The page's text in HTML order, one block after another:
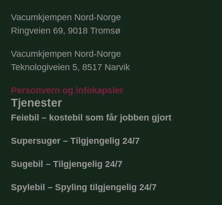
Vacumkjempen Nord-Norge
Ringveien 69, 9018 Tromsø
Vacumkjempen Nord-Norge
Teknologiveien 5, 8517 Narvik
Personvern og infokapsler
Tjenester
Feiebil – kostebil som får jobben gjort
Supersuger – Tilgjengelig 24/7
Sugebil – Tilgjengelig 24/7
Spylebil – Spyling tilgjengelig 24/7